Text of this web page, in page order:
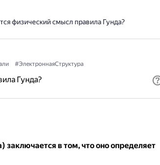
физический смысл правила Гунда?
#ЭлектроннаяСтруктура
Гунда?
в том, что оно определяет